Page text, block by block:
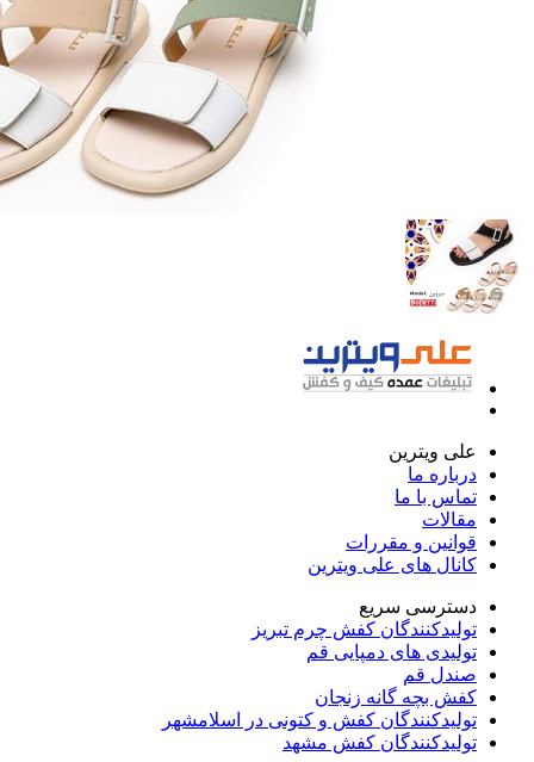
علی ویترین
درباره ما
تماس با ما
مقالات
قوانین و مقررات
کانال های علی ویترین
دسترسی سریع
تولیدکنندگان کفش چرم تبریز
تولیدی های دمپایی قم
صندل قم
کفش بچه گانه زنجان
تولیدکنندگان کفش و کتونی در اسلامشهر
تولیدکنندگان کفش مشهد